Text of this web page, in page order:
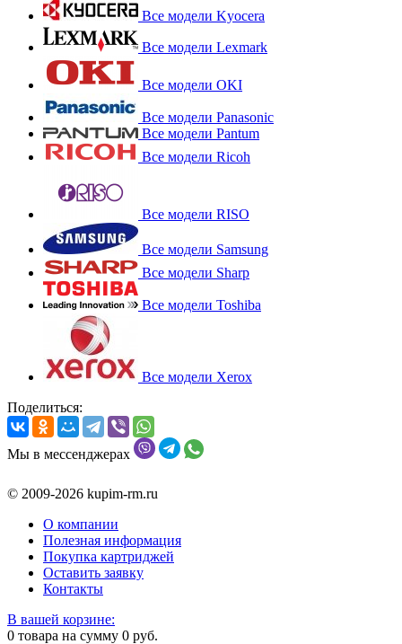
Все модели Kyocera
Все модели Lexmark
Все модели OKI
Все модели Panasonic
Все модели Pantum
Все модели Ricoh
Все модели RISO
Все модели Samsung
Все модели Sharp
Все модели Toshiba
Все модели Xerox
Поделиться:
Мы в мессенджерах
© 2009-2026 kupim-rm.ru
О компании
Полезная информация
Покупка картриджей
Оставить заявку
Контакты
В вашей корзине:
0 товара на сумму 0 руб.